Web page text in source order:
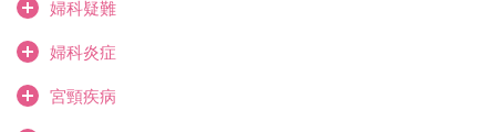
婦科疑難
婦科炎症
宮頸疾病